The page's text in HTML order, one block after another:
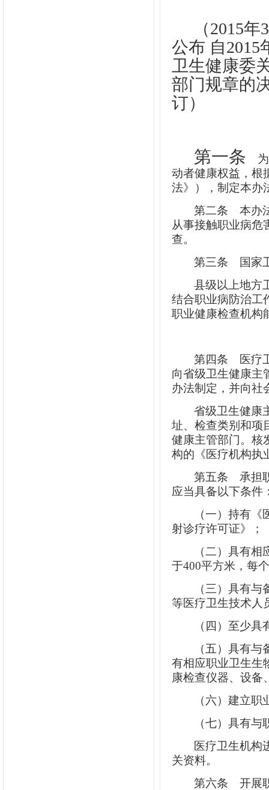
（2015
公布 自2015
卫生健康委
部门规章的
订）
第一条 为
动者健康权益，根
法》），制定本办
第二条 本办
从事接触职业病危
查。
第三条 国家
县级以上地方
结合职业病防治工
职业健康检查机构
第四条 医疗
向省级卫生健康主
办法制定，并向社
省级卫生健康
址、检查类别和项
健康主管部门。核
构的《医疗机构执
第五条 承担
应当具备以下条件
（一）持有
射诊疗许可证》；
（二）具有
于400平方米，每
（三）具有
等医疗卫生技术人
（四）至少
（五）具有
有相应职业卫生生
康检查仪器、设备
（六）建立
（七）具有
医疗卫生机构
关资料。
第六条 开展